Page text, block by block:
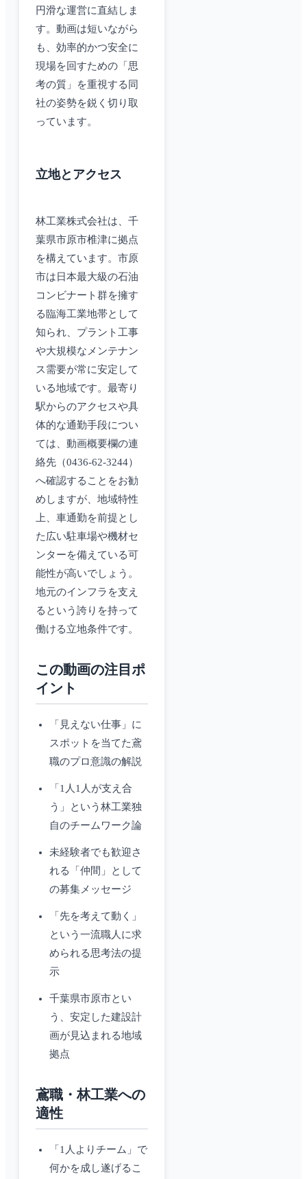
円滑な運営に直結しま
す。動画は短いながら
も、効率的かつ安全に
現場を回すための「思
考の質」を重視する同
社の姿勢を鋭く切り取
っています。
立地とアクセス
林工業株式会社は、千
葉県市原市椎津に拠点
を構えています。市原
市は日本最大級の石油
コンビナート群を擁す
る臨海工業地帯として
知られ、プラント工事
や大規模なメンテナン
ス需要が常に安定して
いる地域です。最寄り
駅からのアクセスや具
体的な通勤手段につい
ては、動画概要欄の連
絡先（0436-62-3244）
へ確認することをお勧
めしますが、地域特性
上、車通勤を前提とし
た広い駐車場や機材セ
ンターを備えている可
能性が高いでしょう。
地元のインフラを支え
るという誇りを持って
働ける立地条件です。
この動画の注目ポ
イント
「見えない仕事」に
スポットを当てた鳶
職のプロ意識の解説
「1人1人が支え合
う」という林工業独
自のチームワーク論
未経験者でも歓迎さ
れる「仲間」として
の募集メッセージ
「先を考えて動く」
という一流職人に求
められる思考法の提
示
千葉県市原市とい
う、安定した建設計
画が見込まれる地域
拠点
鳶職・林工業への
適性
「1人よりチーム」で
何かを成し遂げるこ